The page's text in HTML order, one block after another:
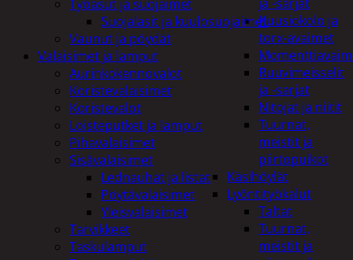
Kuusiokolo ja
torx-avaimet
Ruuvimeisselit
ja -sarjat
Nitojat ja niitit
Tuurnat,
meistit ja
piirtopuikot
Käsihöylät
Lyöntityökalut
Taltat
Tuurnat,
meistit ja
Työasut ja suojaimet
Suojalasit ja kuulosuojaimet
Vaunut ja pöydät
Valaisimet ja lamput
Aurinkokennovalot
Koristevalaisimet
Koristevalot
Loisteputket ja lamput
Pihavalaisimet
Sisävalaisimet
Lednauhat ja listat
Pöytävalaisimet
Yleisvalaisimet
Tarvikkeet
Taskulamput